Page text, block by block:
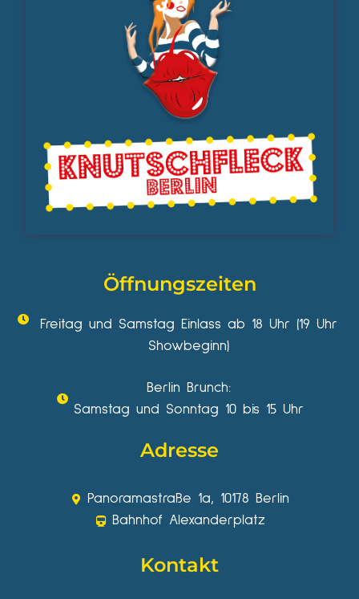
Öffnungszeiten
Freitag und Samstag Einlass ab 18 Uhr (19 Uhr
Showbeginn)
Berlin Brunch:
Samstag und Sonntag 10 bis 15 Uhr
Adresse
Panoramastraße 1a, 10178 Berlin
Bahnhof Alexanderplatz
Kontakt